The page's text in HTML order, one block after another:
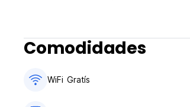
Comodidades
WiFi Gratís